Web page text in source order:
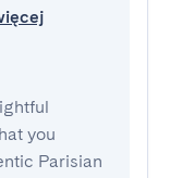
you
Parisian